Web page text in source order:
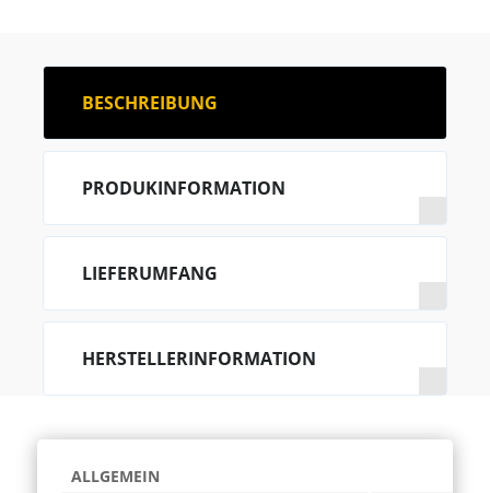
Elektro-
Bootsmotor
ALLGEMEIN
BESCHREIBUNG
PRODUKINFORMATION
LIEFERUMFANG
HERSTELLERINFORMATION